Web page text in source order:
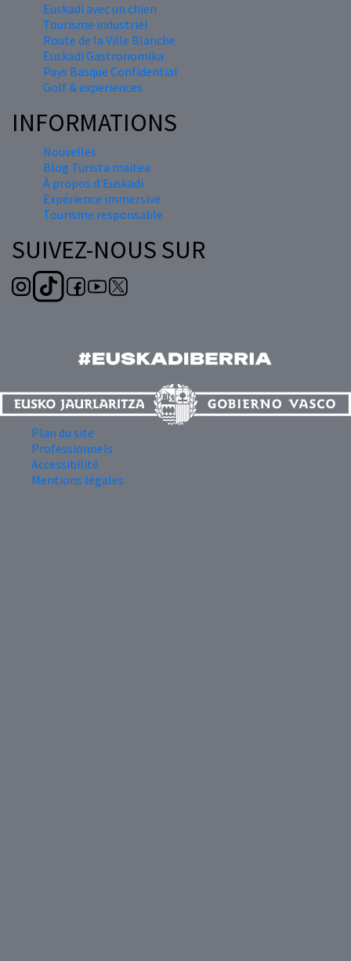
Euskadi avec un chien
Tourisme industriel
Route de la Ville Blanche
Euskadi Gastronomika
Pays Basque Confidential
Golf & experiences
INFORMATIONS
Nouvelles
Blog Turista maitea
À propos d'Euskadi
Expérience immersive
Tourisme responsable
SUIVEZ-NOUS SUR
Plan du site
Professionnels
Accessibilité
Mentions légales